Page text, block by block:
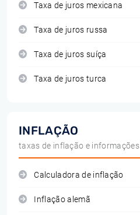
Taxa de juros mexicana
Taxa de juros russa
Taxa de juros suíça
Taxa de juros turca
INFLAÇÃO
taxas de inflação e informações
Calculadora de inflação
Inflação alemã